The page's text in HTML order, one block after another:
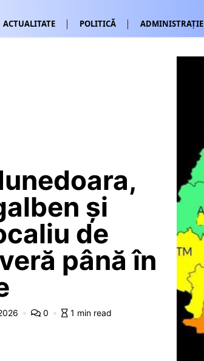
ACTUALITATE POLITICĂ ADMINISTRAȚIE
și
de
până în
0 1 min read